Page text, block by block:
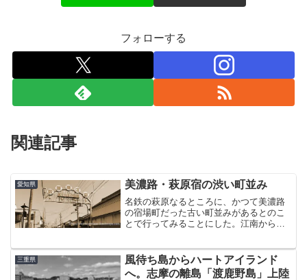
フォローする
関連記事
愛知県 美濃路・萩原宿の渋い町並み
名鉄の萩原なるところに、かつて美濃路
の宿場町だった古い町並みがあるとのこ
とで行ってみることにした。江南からバ
ン。そもそも名鉄自体数えるほどしか乗
ったことがない。このあたり...
三重県
風待ち島からハートアイランド
へ。志摩の離島「渡鹿野島」上陸